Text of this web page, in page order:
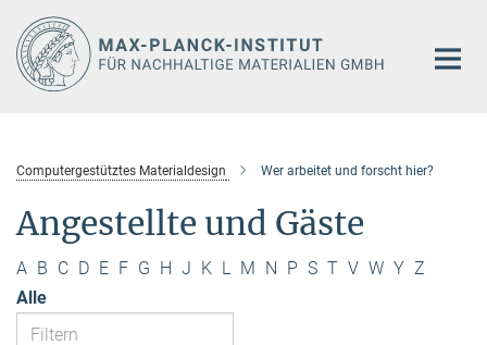
Hauptinhalt
Computergestütztes Materialdesign Wer arbeitet und forscht hier?
Angestellte und Gäste
A B C D E F G H J K L M N P S T V W Y Z
Alle